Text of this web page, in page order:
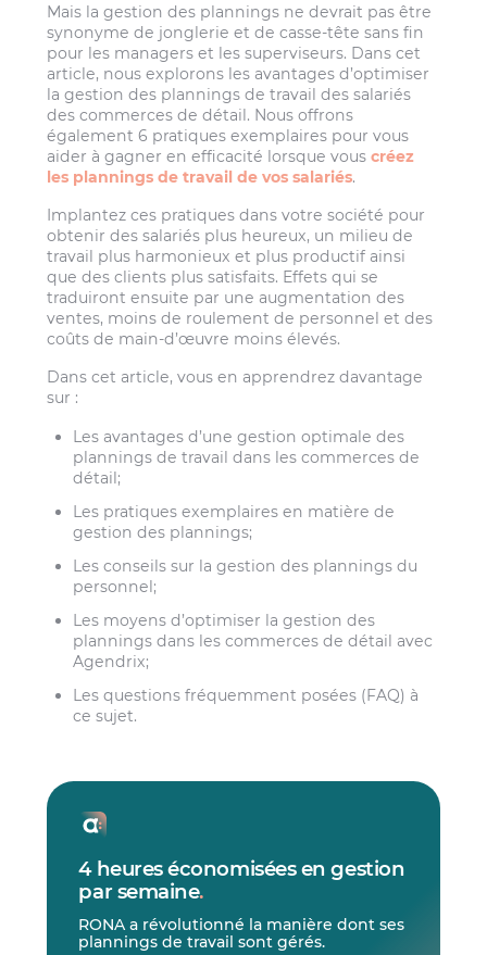
Mais la gestion des plannings ne devrait pas être
synonyme de jonglerie et de casse-tête sans fin
pour les managers et les superviseurs. Dans cet
article, nous explorons les avantages d’optimiser
la gestion des plannings de travail des salariés
des commerces de détail. Nous offrons
également 6 pratiques exemplaires pour vous
aider à gagner en efficacité lorsque vouscréez
les plannings de travail de vos salariés.
Implantez ces pratiques dans votre société pour
obtenir des salariés plus heureux, un milieu de
travail plus harmonieux et plus productif ainsi
que des clients plus satisfaits. Effets qui se
traduiront ensuite par une augmentation des
ventes, moins de roulement de personnel et des
coûts de main-d’œuvre moins élevés.
Dans cet article, vous en apprendrez davantage
sur :
Les avantages d’une gestion optimale des
plannings de travail dans les commerces de
détail;
Les pratiques exemplaires en matière de
gestion des plannings;
Les conseils sur la gestion des plannings du
personnel;
Les moyens d’optimiser la gestion des
plannings dans les commerces de détail avec
Agendrix;
Les questions fréquemment posées (FAQ) à
ce sujet.
4 heures économisées en gestion
par semaine.
RONA a révolutionné la manière dont ses
plannings de travail sont gérés.